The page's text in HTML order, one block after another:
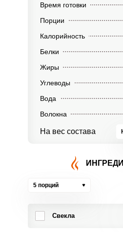
Время готовки
Порции
Калорийность
Белки
Жиры
Углеводы
Вода
Волокна
На вес состава
5 порций
Свекла